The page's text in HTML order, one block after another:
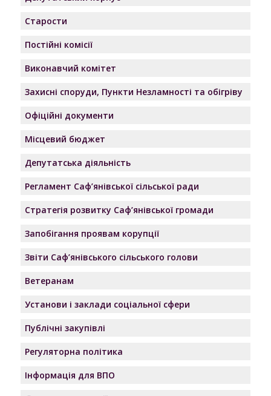
Старости
Постійні комісії
Виконавчий комітет
Захисні споруди, Пункти Незламності та обігріву
Офіційні документи
Місцевий бюджет
Депутатська діяльність
Регламент Саф’янівської сільської ради
Стратегія розвитку Саф’янівської громади
Запобігання проявам корупції
Звіти Саф’янівського сільського голови
Ветеранам
Установи і заклади соціальної сфери
Публічні закупівлі
Регуляторна політика
Інформація для ВПО